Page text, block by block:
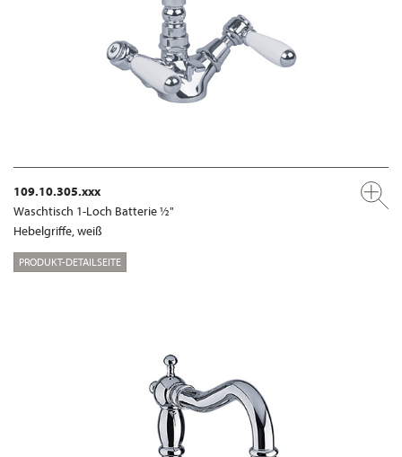
109.10.305.xxx
Waschtisch 1-Loch Batterie ½"
Hebelgriffe, weiß
PRODUKT-DETAILSEITE